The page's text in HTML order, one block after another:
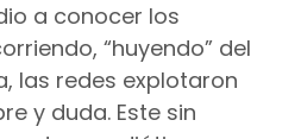
a conocer los
“huyendo” del
las redes explotaron
y duda. Este sin